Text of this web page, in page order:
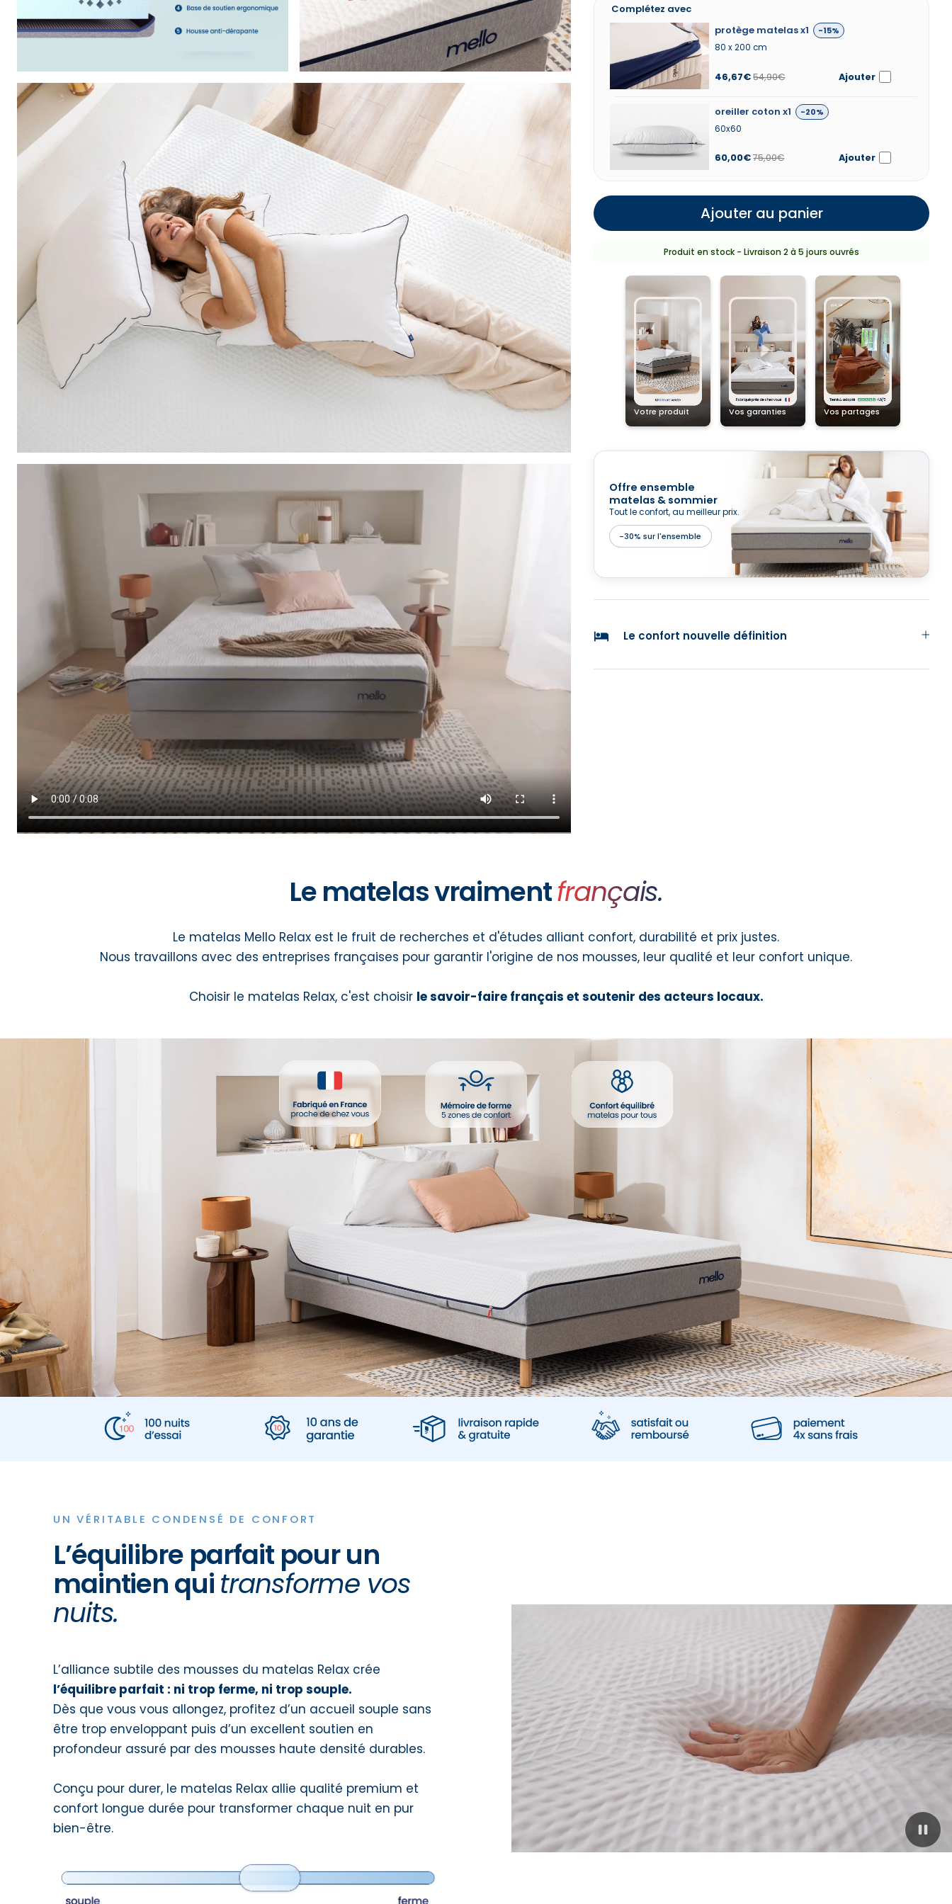
Complétez avec
protège matelas x1
-15%
80 x 200 cm
54,90€
46,67€
protège matelas x1 -15% details
Ajouter
oreiller coton x1
-20%
60x60
75,00€
60,00€
oreiller coton x1 -20% details
Ajouter
Produit en stock - Livraison 2 à 5 jours ouvrés
Ajouter au panier
Offre ensemble
matelas & sommier
Tout le confort, au meilleur prix.
-30% sur l'ensemble
hotel Le confort nouvelle définition
Le matelas vraimentfrançais.
Le matelas Mello Relax est le fruit de recherches et d'études alliant confort, durabilité et prix justes.
Nous travaillons avec des entreprises françaises pour garantir l'origine de nos mousses, leur qualité et leur confort unique.
Choisir le matelas Relax, c'est choisir le savoir-faire français et soutenir des acteurs locaux.
UN VÉRITABLE CONDENSÉ DE CONFORT
L’équilibre parfait pour un
maintien quitransforme vos
nuits.
L’alliance subtile des mousses du matelas Relax crée
l’équilibre parfait : ni trop ferme, ni trop souple.
Dès que vous vous allongez, profitez d’un accueil souple sans
être trop enveloppant puis d’un excellent soutien en
profondeur assuré par des mousses haute densité durables.
Conçu pour durer, le matelas Relax allie qualité premium et
confort longue durée pour transformer chaque nuit en pur
bien-être.